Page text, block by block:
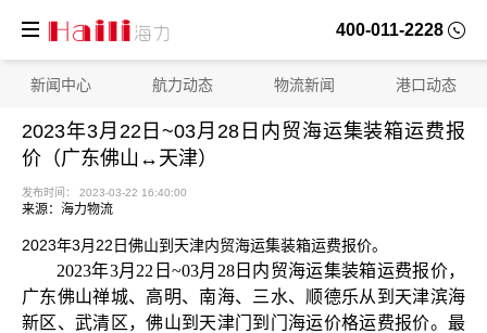
400-011-2228
新闻中心 航力动态 物流新闻 港口动态
2023年3月22日~03月28日内贸海运集装箱运费报
价（广东佛山↔天津）
来源：海力物流
2023年3月22日佛山到天津内贸海运集装箱运费报价。
2023年3月22日~03月28日内贸海运集装箱运费报价，
广东佛山禅城、高明、南海、三水、顺德乐从到天津滨海
新区、武清区，佛山到天津门到门海运价格运费报价。最